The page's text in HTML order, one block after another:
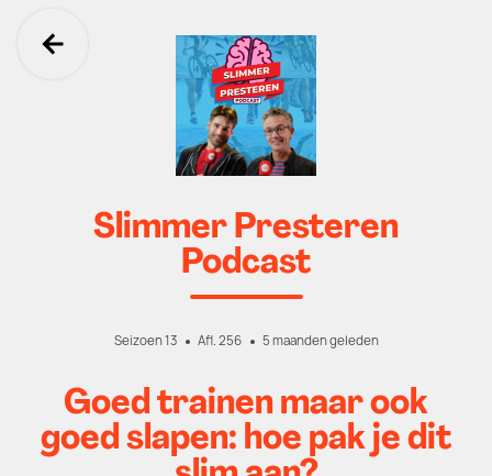
Ga terug
Slimmer Presteren
Podcast
Seizoen 13 Afl. 256 5 maanden geleden
Goed trainen maar ook
goed slapen: hoe pak je dit